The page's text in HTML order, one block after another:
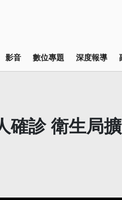
影音 數位專題 深度報導
確診 衛生局